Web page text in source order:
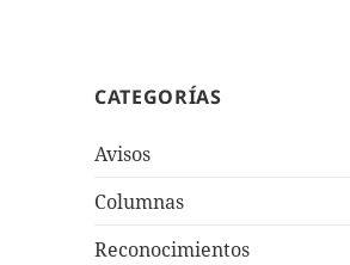
CATEGORÍAS
Avisos
Columnas
Reconocimientos